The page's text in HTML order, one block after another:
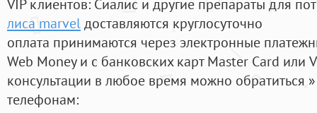
VIP клиентов: Сиалис и другие препараты для
лиса marvelдоставляются круглосуточно
оплата принимаются через электронные
Web Money и с банковских карт Master Card или
консультации в любое время можно обратиться
телефонам: